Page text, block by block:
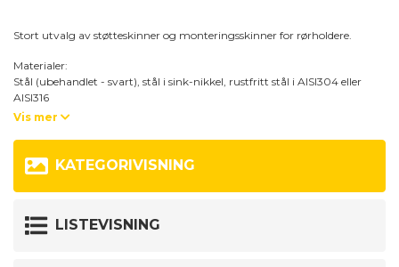
Stort utvalg av støtteskinner og monteringsskinner for rørholdere.
Materialer:
Stål (ubehandlet - svart), stål i sink-nikkel, rustfritt stål i AISI304 eller
AISI316
TS11 / TS14 / TS30
Passer til alle rørholdere i standard- og tvillingserien fra Stauff. DIN 3015-1
+ 3
STSV
Hvis du trenger hjelp til å velge den beste løsningen for ditt neste prosjekt
Vis mer
KATEGORIVISNING
LISTEVISNING